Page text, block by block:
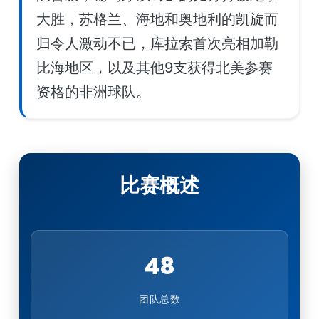
大胜，苏格兰、海地和奥地利的凯旋而
归令人激动不已，库拉索首次亮相加勒
比海地区，以及其他9支获得北美参赛
资格的非洲球队。
比赛概述
48
团队总数